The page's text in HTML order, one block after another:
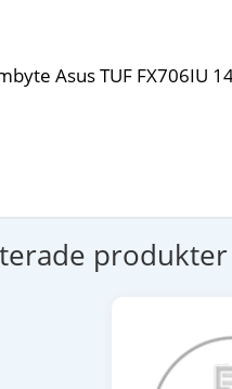
Asus TUF FX706IU
produkter